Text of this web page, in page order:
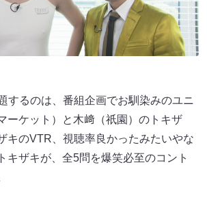
するのは、番組企画でお馴染みのユニ
ーケット）と木﨑（祇園）のトキザ
キのVTR、視聴率良かったみたいやな
キザキが、全5問を爆笑必至のコント